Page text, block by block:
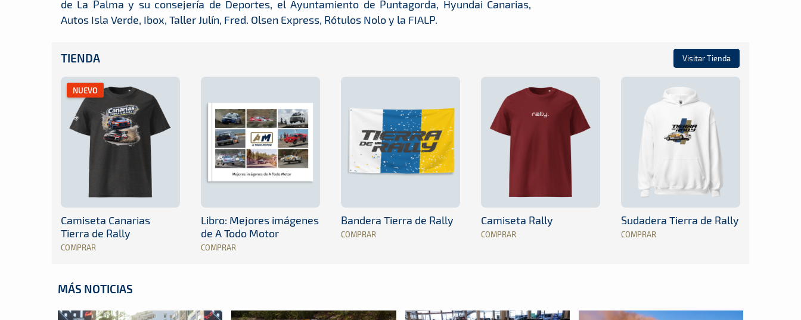
de La Palma y su consejería de Deportes, el Ayuntamiento de Puntagorda, Hyundai Canarias,
Autos Isla Verde, Ibox, Taller Julín, Fred. Olsen Express, Rótulos Nolo y la FIALP.
TIENDA Visitar Tienda
NUEVO
Camiseta Canarias
Tierra de Rally
COMPRAR
Libro: Mejores imágenes
de A Todo Motor
COMPRAR
Bandera Tierra de Rally
COMPRAR
Camiseta Rally
COMPRAR
Sudadera Tierra de Rally
COMPRAR
MÁS NOTICIAS